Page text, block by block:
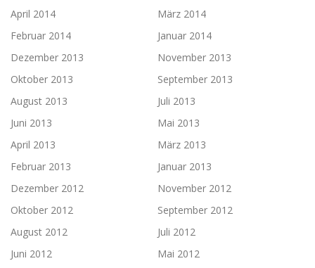
April 2014
März 2014
Februar 2014
Januar 2014
Dezember 2013
November 2013
Oktober 2013
September 2013
August 2013
Juli 2013
Juni 2013
Mai 2013
April 2013
März 2013
Februar 2013
Januar 2013
Dezember 2012
November 2012
Oktober 2012
September 2012
August 2012
Juli 2012
Juni 2012
Mai 2012